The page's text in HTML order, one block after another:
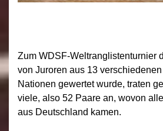
Zum WDSF-Weltranglistenturnier
von Juroren aus 13
Nationen gewertet wurde, traten
viele, also 52 Paare an, wovon
aus Deutschland kamen.